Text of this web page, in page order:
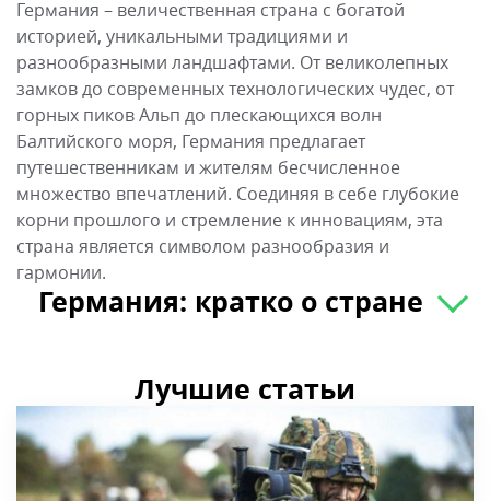
Германия – величественная страна с богатой
историей, уникальными традициями и
разнообразными ландшафтами. От великолепных
замков до современных технологических чудес, от
горных пиков Альп до плескающихся волн
Балтийского моря, Германия предлагает
путешественникам и жителям бесчисленное
множество впечатлений. Соединяя в себе глубокие
корни прошлого и стремление к инновациям, эта
страна является символом разнообразия и
гармонии.
Германия: кратко о стране
Лучшие статьи